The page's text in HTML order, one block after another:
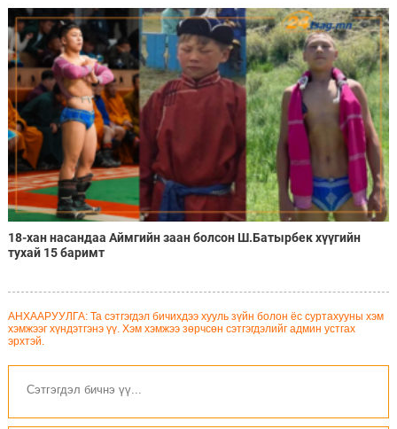
18-хан насандаа Аймгийн заан болсон Ш.Батырбек хүүгийн
тухай 15 баримт
АНХААРУУЛГА: Та сэтгэгдэл бичихдээ хууль зүйн болон ёс суртахууны хэм
хэмжээг хүндэтгэнэ үү. Хэм хэмжээ зөрчсөн сэтгэгдэлийг админ устгах
эрхтэй.